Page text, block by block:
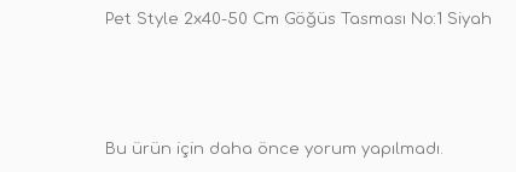
Pet Style 2x40-50 Cm Göğüs Tasması No:1 Siyah
Bu ürün için daha önce yorum yapılmadı.